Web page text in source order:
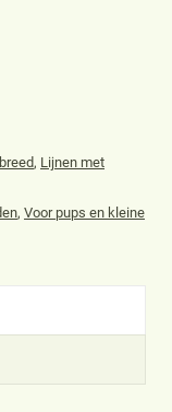
, Lijnen met
, Voor pups en kleine